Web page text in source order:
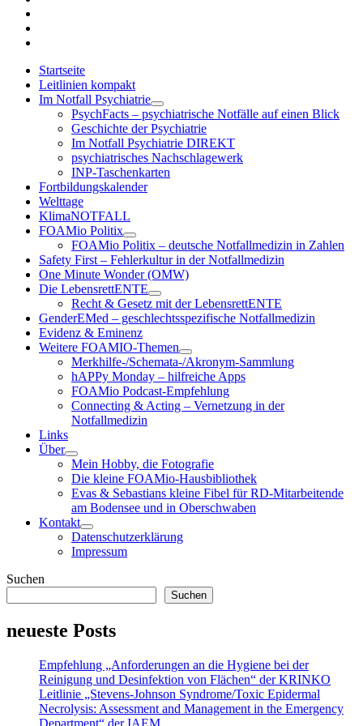
Startseite
Leitlinien kompakt
Im Notfall Psychiatrie
open
child
menu
PsychFacts – psychiatrische Notfälle auf einen Blick
Geschichte der Psychiatrie
Im Notfall Psychiatrie DIREKT
psychiatrisches Nachschlagewerk
INP-Taschenkarten
Fortbildungskalender
Welttage
KlimaNOTFALL
FOAMio Politix
open
child
menu
FOAMio Politix – deutsche Notfallmedizin in Zahlen
Safety First – Fehlerkultur in der Notfallmedizin
One Minute Wonder (OMW)
Die LebensrettENTE
open
child
menu
Recht & Gesetz mit der LebensrettENTE
GenderEMed – geschlechtsspezifische Notfallmedizin
Evidenz & Eminenz
Weitere FOAMIO-Themen
open
child
menu
Merkhilfe-/Schemata-/Akronym-Sammlung
hAPPy Monday – hilfreiche Apps
FOAMio Podcast-Empfehlung
Connecting & Acting – Vernetzung in der
Notfallmedizin
Links
Über
open
child
menu
Mein Hobby, die Fotografie
Die kleine FOAMio-Hausbibliothek
Evas & Sebastians kleine Fibel für RD-Mitarbeitende
am Bodensee und in Oberschwaben
Kontakt
open
child
menu
Datenschutzerklärung
Impressum
Sidebar
Suchen
Suchen
neueste Posts
Empfehlung „Anforderungen an die Hygiene bei der
Reinigung und Desinfektion von Flächen“ der KRINKO
Leitlinie „Stevens-Johnson Syndrome/Toxic Epidermal
Necrolysis: Assessment and Management in the Emergency
Department“ der IAEM